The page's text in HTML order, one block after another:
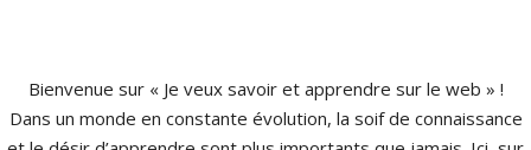
Bienvenue sur « Je veux savoir et apprendre sur le web » !
Dans un monde en constante évolution, la soif de connaissance